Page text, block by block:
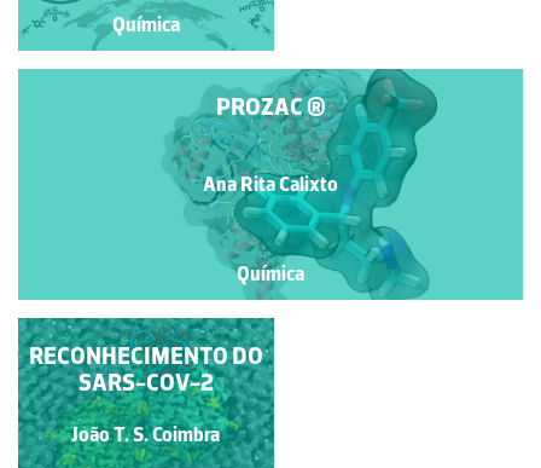
Química
PROZAC ®
Ana Rita Calixto
Química
Química
O LADO NEGRO VS. O
LADO DA LUZ
Pedro Paiva
RECONHECIMENTO DO
SARS-COV-2
João T. S. Coimbra